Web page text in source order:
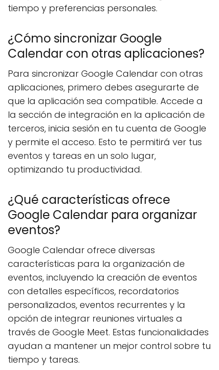
tiempo y preferencias personales.
¿Cómo sincronizar Google
Calendar con otras aplicaciones?
Para sincronizar Google Calendar con otras
aplicaciones, primero debes asegurarte de
que la aplicación sea compatible. Accede a
la sección de integración en la aplicación de
terceros, inicia sesión en tu cuenta de Google
y permite el acceso. Esto te permitirá ver tus
eventos y tareas en un solo lugar,
optimizando tu productividad.
¿Qué características ofrece
Google Calendar para organizar
eventos?
Google Calendar ofrece diversas
características para la organización de
eventos, incluyendo la creación de eventos
con detalles específicos, recordatorios
personalizados, eventos recurrentes y la
opción de integrar reuniones virtuales a
través de Google Meet. Estas funcionalidades
ayudan a mantener un mejor control sobre tu
tiempo y tareas.